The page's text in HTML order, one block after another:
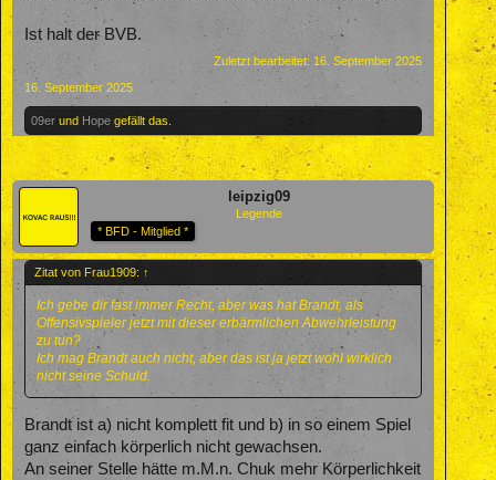
Ist halt der BVB.
Zuletzt bearbeitet: 16. September 2025
16. September 2025
09er und Hope gefällt das.
leipzig09
Legende
* BFD - Mitglied *
Zitat von Frau1909: ↑
Ich gebe dir fast immer Recht, aber was hat Brandt, als
Offensivspieler jetzt mit dieser erbärmlichen Abwehrleistung
zu tun?
Ich mag Brandt auch nicht, aber das ist ja jetzt wohl wirklich
nicht seine Schuld.
Brandt ist a) nicht komplett fit und b) in so einem Spiel
ganz einfach körperlich nicht gewachsen.
An seiner Stelle hätte m.M.n. Chuk mehr Körperlichkeit